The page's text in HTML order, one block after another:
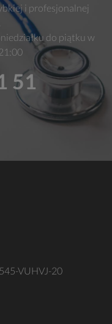
i profesjonalnej
do piątku w
51
VUHVJ-20